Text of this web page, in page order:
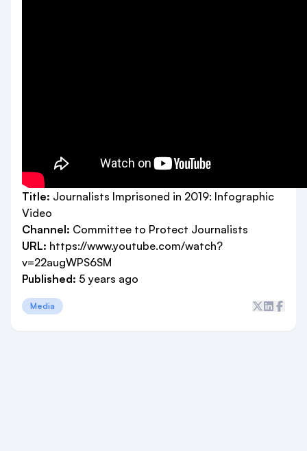
Title: Journalists Imprisoned in 2019: Infographic
Video
Channel: Committee to Protect Journalists
URL: https://www.youtube.com/watch?
v=22augWPS6SM
Published: 5 years ago
Media